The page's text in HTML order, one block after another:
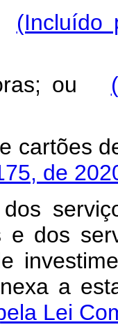
(Incluído
ou
cartões
de
e dos
a
Lei